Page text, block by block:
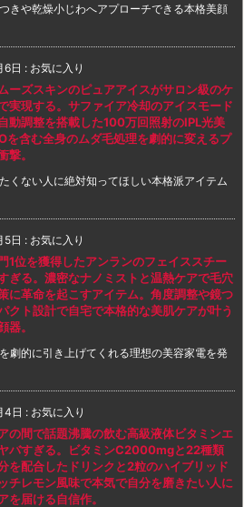
きや乾燥小じわへアプローチできる本格美顔
6日 : お気に入り
ーズスキンのピュアアイスがサロン級のケ
実現する。サファイア冷却のアイスモード
動調整を搭載した100万回照射のIPL光美
を含む全身のムダ毛処理を劇的に変えるプ
撃。
くない人に絶対知ってほしい本格派アイテム
5日 : お気に入り
1位を獲得したアンランのフェイススチー
ぎる。濃密なナノミストと温熱ケアで毛穴
に革命を起こすアイテム。角度調整や鏡つ
クト設計で自宅で本格的な美肌ケアが叶う
器。
劇的に引き上げてくれる理想の美容家電を発
4日 : お気に入り
の間で話題沸騰の飲む高級液体ビタミンエ
バすぎる。ビタミンC2000mgと22種類
を配合したドリンクと2粒のハイブリッド
チレモン風味で本気で自分を磨きたい人に
を届ける自信作。